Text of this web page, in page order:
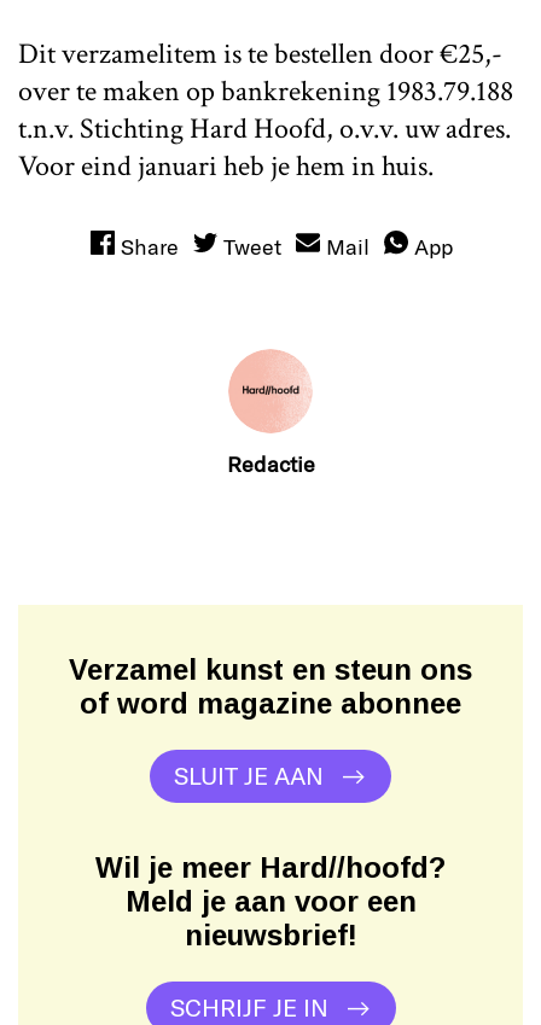
Dit verzamelitem is te bestellen door €25,-
over te maken op bankrekening 1983.79.188
t.n.v. Stichting Hard Hoofd, o.v.v. uw adres.
Voor eind januari heb je hem in huis.
Share Tweet Mail App
Redactie
Verzamel kunst en steun ons
of word magazine abonnee
SLUIT JE AAN
Wil je meer Hard//hoofd?
Meld je aan voor een
nieuwsbrief!
SCHRIJF JE IN